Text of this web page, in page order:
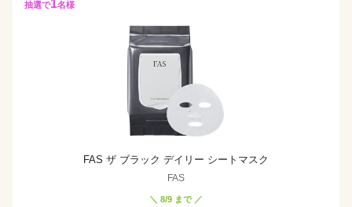
抽選で1名様
FAS ザ ブラック デイリー シートマスク
FAS
＼ 8/9 まで ／